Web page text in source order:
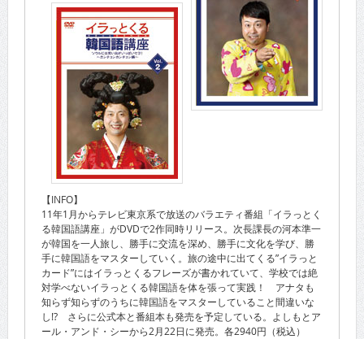
【INFO】
11年1月からテレビ東京系で放送のバラエティ番組「イラっとく
る韓国語講座」がDVDで2作同時リリース。次長課長の河本準一
が韓国を一人旅し、勝手に交流を深め、勝手に文化を学び、勝
手に韓国語をマスターしていく。旅の途中に出てくる”イラっと
カード”にはイラっとくるフレーズが書かれていて、学校では絶
対学べないイラっとくる韓国語を体を張って実践！ アナタも
知らず知らずのうちに韓国語をマスターしていること間違いな
し!? さらに公式本と番組本も発売を予定している。よしもとア
ール・アンド・シーから2月22日に発売。各2940円（税込）